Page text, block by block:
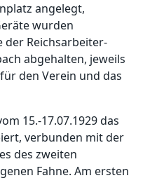
angelegt,
wurden
der Reichsarbeiter-
abgehalten, jeweils
den Verein und das
15.-17.07.1929 das
verbunden mit der
des zweiten
Fahne. Am ersten